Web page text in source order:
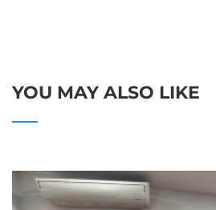
YOU MAY ALSO LIKE